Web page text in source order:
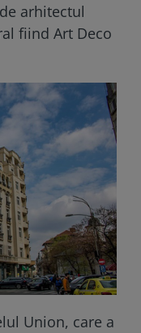
arhitectul
fiind Art Deco
Union, care a